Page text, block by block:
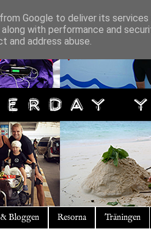
Bloggen Resorna Träningen
Google to deliver its
with performance and
and address abuse.